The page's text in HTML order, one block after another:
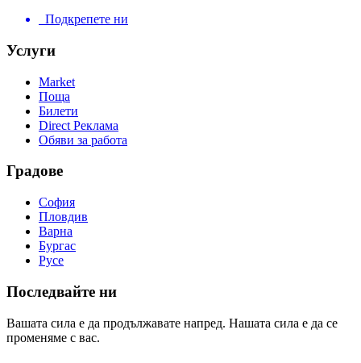
Подкрепете ни
Услуги
Market
Поща
Билети
Direct Реклама
Обяви за работа
Градове
София
Пловдив
Варна
Бургас
Русе
Последвайте ни
Вашата сила е да продължавате напред. Нашата сила е да се
променяме с вас.